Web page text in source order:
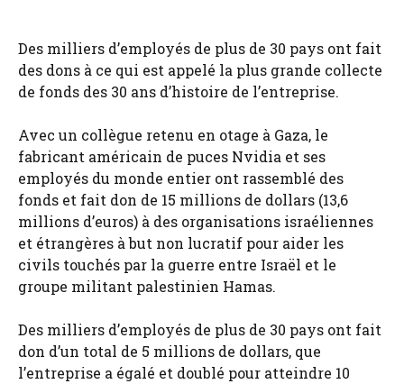
Des milliers d’employés de plus de 30 pays ont fait
des dons à ce qui est appelé la plus grande collecte
de fonds des 30 ans d’histoire de l’entreprise.
Avec un collègue retenu en otage à Gaza, le
fabricant américain de puces Nvidia et ses
employés du monde entier ont rassemblé des
fonds et fait don de 15 millions de dollars (13,6
millions d’euros) à des organisations israéliennes
et étrangères à but non lucratif pour aider les
civils touchés par la guerre entre Israël et le
groupe militant palestinien Hamas.
Des milliers d’employés de plus de 30 pays ont fait
don d’un total de 5 millions de dollars, que
l’entreprise a égalé et doublé pour atteindre 10